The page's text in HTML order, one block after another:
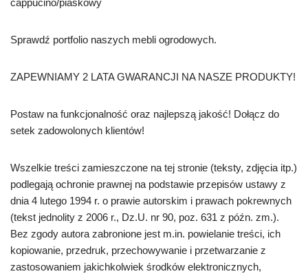
Sprawdź portfolio naszych mebli ogrodowych.
ZAPEWNIAMY 2 LATA GWARANCJI NA NASZE PRODUKTY!
Postaw na funkcjonalność oraz najlepszą jakość! Dołącz do
setek zadowolonych klientów!
Wszelkie treści zamieszczone na tej stronie (teksty, zdjęcia itp.)
podlegają ochronie prawnej na podstawie przepisów ustawy z
dnia 4 lutego 1994 r. o prawie autorskim i prawach pokrewnych
(tekst jednolity z 2006 r., Dz.U. nr 90, poz. 631 z późn. zm.).
Bez zgody autora zabronione jest m.in. powielanie treści, ich
kopiowanie, przedruk, przechowywanie i przetwarzanie z
zastosowaniem jakichkolwiek środków elektronicznych,